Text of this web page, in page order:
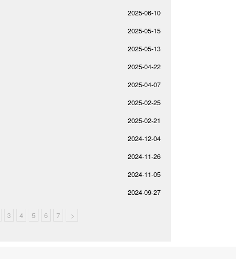
2025-06-10
2025-05-15
2025-05-13
2025-04-22
2025-04-07
2025-02-25
2025-02-21
2024-12-04
2024-11-26
2024-11-05
2024-09-27
3 4 5 6 7 >